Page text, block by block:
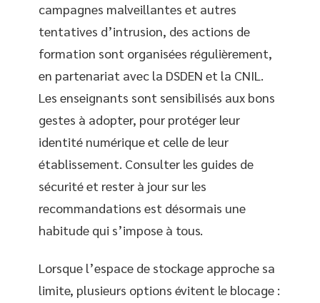
campagnes malveillantes et autres
tentatives d’intrusion, des actions de
formation sont organisées régulièrement,
en partenariat avec la DSDEN et la CNIL.
Les enseignants sont sensibilisés aux bons
gestes à adopter, pour protéger leur
identité numérique et celle de leur
établissement. Consulter les guides de
sécurité et rester à jour sur les
recommandations est désormais une
habitude qui s’impose à tous.
Lorsque l’espace de stockage approche sa
limite, plusieurs options évitent le blocage :